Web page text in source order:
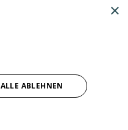
×
ALLE ABLEHNEN